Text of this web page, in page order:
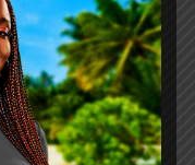
V S
1 2